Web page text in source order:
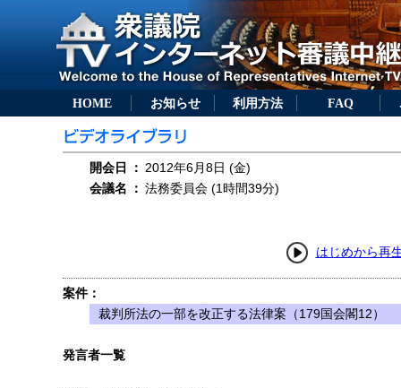
HOME お知らせ 利用方法 FAQ
開会日 ： 2012年6月8日 (金)
会議名
： 法務委員会 (1時間39分)
はじめから再
案件：
裁判所法の一部を改正する法律案（179国会閣12）
発言者一覧